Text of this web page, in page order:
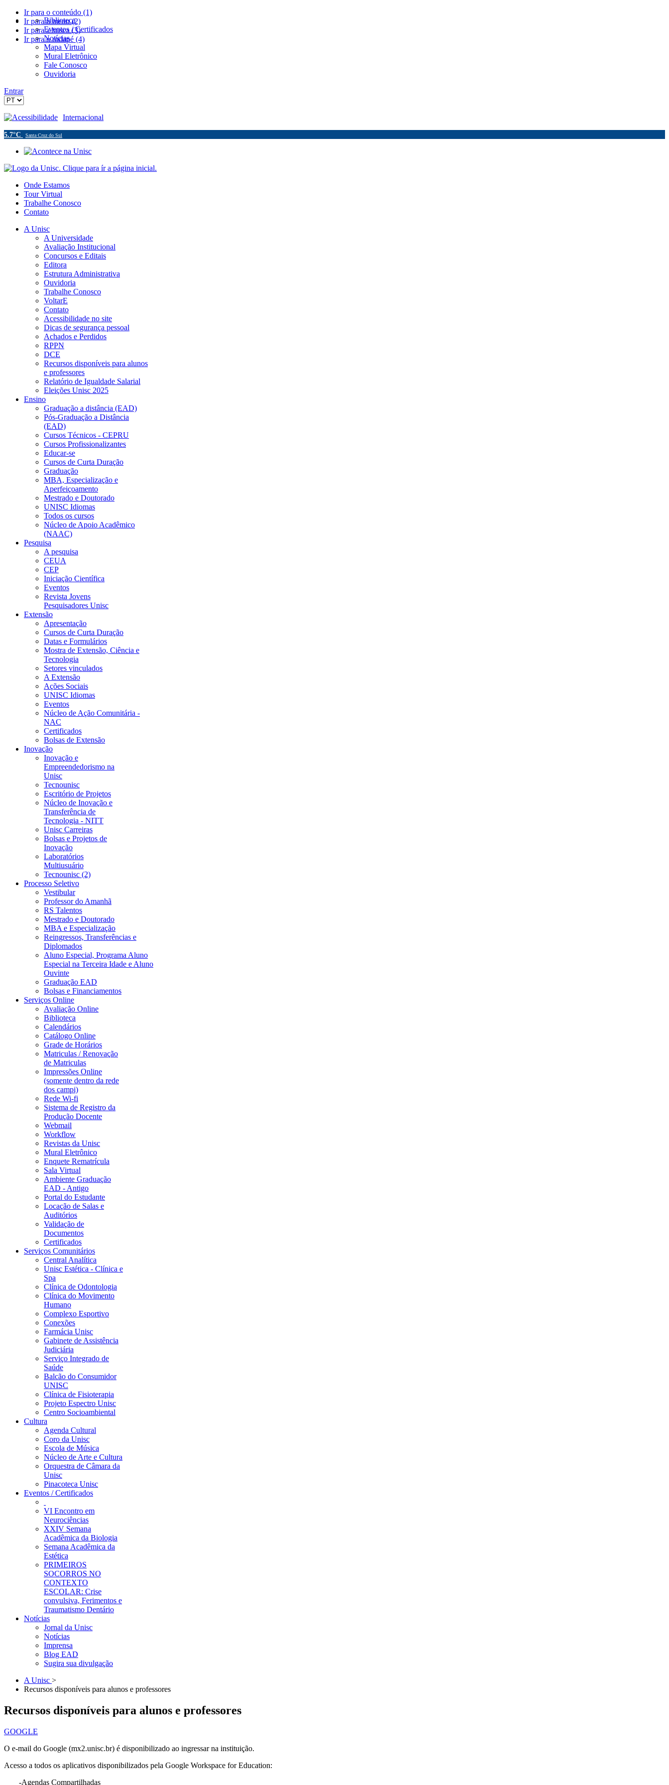
Ir para o conteúdo (1)
Ir para o menu (2)
Ir para a busca (3)
Ir para o rodapé (4)
Biblioteca
Eventos / Certificados
Notícias
Mapa Virtual
Mural Eletrônico
Fale Conosco
Ouvidoria
Entrar
Acessibilidade Internacional
5.7°C Santa Cruz do Sul
Onde Estamos
Tour Virtual
Trabalhe Conosco
Contato
A Unisc
A Universidade
Avaliação Institucional
Concursos e Editais
Editora
Estrutura Administrativa
Ouvidoria
Trabalhe Conosco
VoltarE
Contato
Acessibilidade no site
Dicas de segurança pessoal
Achados e Perdidos
RPPN
DCE
Recursos disponíveis para alunos
e professores
Relatório de Igualdade Salarial
Eleições Unisc 2025
Ensino
Graduação a distância (EAD)
Pós-Graduação a Distância
(EAD)
Cursos Técnicos - CEPRU
Cursos Profissionalizantes
Educar-se
Cursos de Curta Duração
Graduação
MBA, Especialização e
Aperfeiçoamento
Mestrado e Doutorado
UNISC Idiomas
Todos os cursos
Núcleo de Apoio Acadêmico
(NAAC)
Pesquisa
A pesquisa
CEUA
CEP
Iniciação Científica
Eventos
Revista Jovens
Pesquisadores Unisc
Extensão
Apresentação
Cursos de Curta Duração
Datas e Formulários
Mostra de Extensão, Ciência e
Tecnologia
Setores vinculados
A Extensão
Ações Sociais
UNISC Idiomas
Eventos
Núcleo de Ação Comunitária -
NAC
Certificados
Bolsas de Extensão
Inovação
Inovação e
Empreendedorismo na
Unisc
Tecnounisc
Escritório de Projetos
Núcleo de Inovação e
Transferência de
Tecnologia - NITT
Unisc Carreiras
Bolsas e Projetos de
Inovação
Laboratórios
Multiusuário
Tecnounisc (2)
Processo Seletivo
Vestibular
Professor do Amanhã
RS Talentos
Mestrado e Doutorado
MBA e Especialização
Reingressos, Transferências e
Diplomados
Aluno Especial, Programa Aluno
Especial na Terceira Idade e Aluno
Ouvinte
Graduação EAD
Bolsas e Financiamentos
Serviços Online
Avaliação Online
Biblioteca
Calendários
Catálogo Online
Grade de Horários
Matriculas / Renovação
de Matriculas
Impressões Online
(somente dentro da rede
dos campi)
Rede Wi-fi
Sistema de Registro da
Produção Docente
Webmail
Workflow
Revistas da Unisc
Mural Eletrônico
Enquete Rematrícula
Sala Virtual
Ambiente Graduação
EAD - Antigo
Portal do Estudante
Locação de Salas e
Auditórios
Validação de
Documentos
Certificados
Serviços Comunitários
Central Analítica
Unisc Estética - Clínica e
Spa
Clínica de Odontologia
Clínica do Movimento
Humano
Complexo Esportivo
Conexões
Farmácia Unisc
Gabinete de Assistência
Judiciária
Serviço Integrado de
Saúde
Balcão do Consumidor
UNISC
Clínica de Fisioterapia
Projeto Espectro Unisc
Centro Socioambiental
Cultura
Agenda Cultural
Coro da Unisc
Escola de Música
Núcleo de Arte e Cultura
Orquestra de Câmara da
Unisc
Pinacoteca Unisc
Eventos / Certificados
VI Encontro em
Neurociências
XXIV Semana
Acadêmica da Biologia
Semana Acadêmica da
Estética
PRIMEIROS
SOCORROS NO
CONTEXTO
ESCOLAR: Crise
convulsiva, Ferimentos e
Traumatismo Dentário
Notícias
Jornal da Unisc
Notícias
Imprensa
Blog EAD
Sugira sua divulgação
A Unisc >
Recursos disponíveis para alunos e professores
Recursos disponíveis para alunos e professores
GOOGLE
O e-mail do Google (mx2.unisc.br) é disponibilizado ao ingressar na instituição.
Acesso a todos os aplicativos disponibilizados pela Google Workspace for Education:
-Agendas Compartilhadas